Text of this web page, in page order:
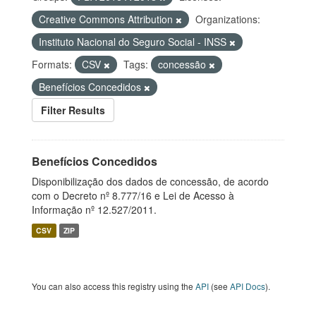
Creative Commons Attribution
Organizations:
Instituto Nacional do Seguro Social - INSS
Formats:
CSV Tags:
concessão
Benefícios Concedidos
Filter Results
Benefícios Concedidos
Disponibilização dos dados de concessão, de acordo
com o Decreto nº 8.777/16 e Lei de Acesso à
Informação nº 12.527/2011.
CSV ZIP
You can also access this registry using the API (see API Docs).